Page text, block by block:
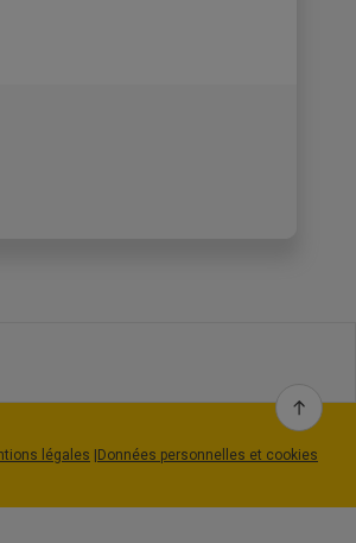
rendant pleinement
:
légales |Données personnelles et cookies